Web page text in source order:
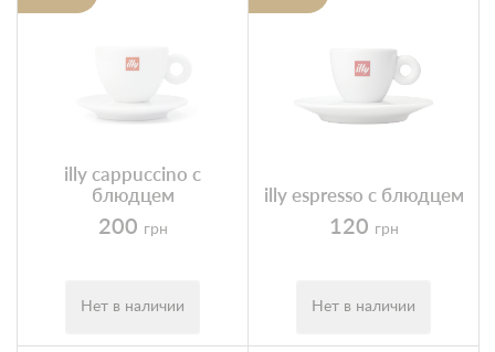
illy cappuccino с
блюдцем
200 грн
Нет в наличии
illy espresso с блюдцем
120 грн
Нет в наличии